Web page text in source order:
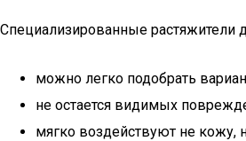
Специализированные растяжители
можно легко подобрать
не остается видимых
мягко воздействуют не